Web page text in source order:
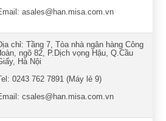
asales@han.misa.com.vn
chỉ: Tầng 7, Tòa nhà ngân hàng Công
ngõ 82, P.Dịch vọng Hậu, Q.Cầu
Hà Nội
Tel: 0243 762 7891 (Máy lẻ 9)
csales@han.misa.com.vn